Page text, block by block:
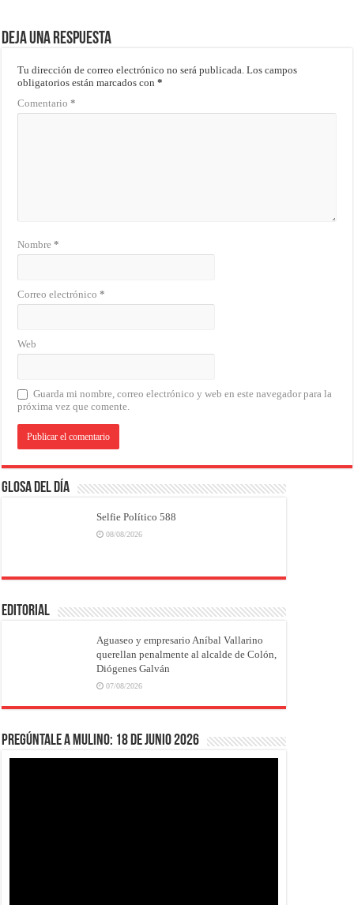
Deja una respuesta
Tu dirección de correo electrónico no será publicada. Los campos
obligatorios están marcados con*
Comentario*
Nombre*
Correo electrónico*
Web
Guarda mi nombre, correo electrónico y web en este navegador para la
próxima vez que comente.
Glosa del Día
Selfie Político 588
08/08/2026
EDITORIAL
Aguaseo y empresario Aníbal Vallarino
querellan penalmente al alcalde de Colón,
Diógenes Galván
07/08/2026
Pregúntale a Mulino: 18 de junio 2026